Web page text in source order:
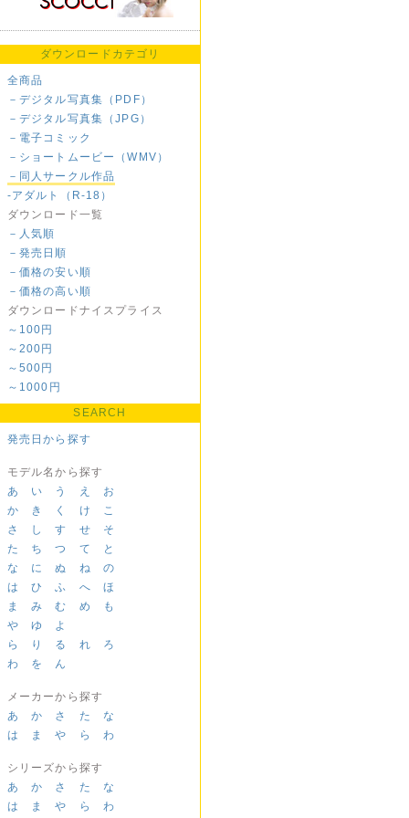
ダウンロードカテゴリ
全商品
－デジタル写真集（PDF）
－デジタル写真集（JPG）
－電子コミック
－ショートムービー（WMV）
－同人サークル作品
-アダルト（R-18）
ダウンロード一覧
－人気順
－発売日順
－価格の安い順
－価格の高い順
ダウンロードナイスプライス
～100円
～200円
～500円
～1000円
SEARCH
発売日から探す
モデル名から探す
あ
い う え
お
か
き く け
こ
さ
し す せ
そ
た
ち つ て
と
な
に ぬ ね
の
は
ひ ふ へ
ほ
ま
み む め
も
や
ゆ
よ
ら
り る れ
ろ
わ
を ん
メーカーから探す
あ
か さ た
な
は
ま や ら わ
シリーズから探す
あ
か さ た
な
は
ま や ら わ